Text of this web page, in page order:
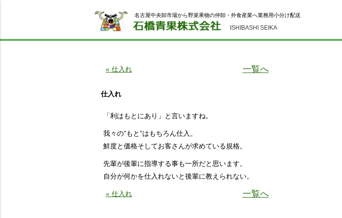
ISHIBASHI SEIKA
名古屋中央卸市場から野菜果物の仲卸・外食産業へ業務用小分け配送
« 仕入れ 一覧へ
仕入れ
「利はもとにあり」と言いますね。
我々の”もと”はもちろん仕入。
鮮度と価格そしてお客さんが求めている規格。
先輩が後輩に指導する事も一所だと思います。
自分が何かを仕入れないと後輩に教えられない。
« 仕入れ 一覧へ